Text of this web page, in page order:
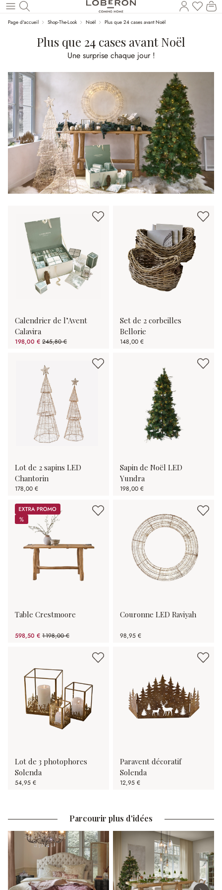
Revenir au contenu principal
Vous
Page d'accueil Shop-The-Look Noël Plus que 24 cases avant Noël
Plus que 24 cases avant Noël
Une surprise chaque jour !
Calendrier de l’Avent
Calavira
198,00 € 245,80 €
(19.45%spared)
Set de 2 corbeilles
Bellorie
148,00 €
Lot de 2 sapins LED
Chantorin
178,00 €
Sapin de Noël LED
Yundra
198,00 €
Promos
%
%
Table Crestmoore
598,50 € 1 198,00 €
(50.04%spared)
Couronne LED Raviyah
98,95 €
Lot de 3 photophores
Solenda
54,95 €
Paravent décoratif
Solenda
12,95 €
Parcourir plus d'idées